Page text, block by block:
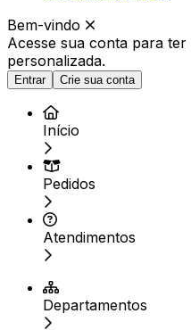
Bem-vindo
Acesse sua conta para ter
personalizada.
Entrar Crie sua conta
Início
Pedidos
Atendimentos
Departamentos